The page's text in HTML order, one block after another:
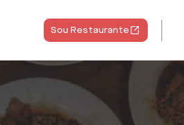
Sou Restaurante